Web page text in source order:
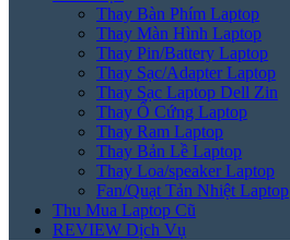
Thay Bàn Phím Laptop
Thay Màn Hình Laptop
Thay Pin/Battery Laptop
Thay Sạc/Adapter Laptop
Thay Sạc Laptop Dell Zin
Thay Ổ Cứng Laptop
Thay Ram Laptop
Thay Bản Lề Laptop
Thay Loa/speaker Laptop
Fan/Quạt Tản Nhiệt Laptop
Thu Mua Laptop Cũ
REVIEW Dịch Vụ